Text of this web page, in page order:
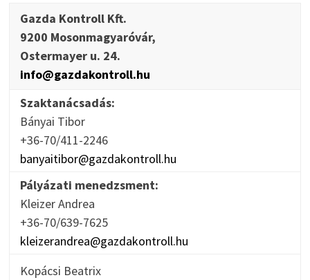
Gazda Kontroll Kft.
9200 Mosonmagyaróvár,
Ostermayer u. 24.
info@gazdakontroll.hu
Szaktanácsadás:
Bányai Tibor
+36-70/411-2246
banyaitibor@gazdakontroll.hu
Pályázati menedzsment:
Kleizer Andrea
+36-70/639-7625
kleizerandrea@gazdakontroll.hu
Kopácsi Beatrix